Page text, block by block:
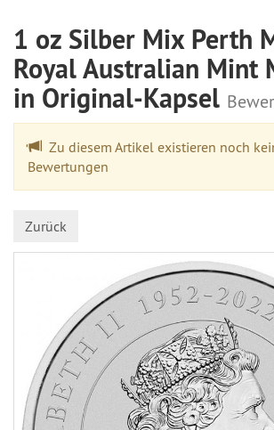
1 oz Silber Mix Perth
Royal Australian Mint
in Original-Kapsel
Zu diesem Artikel existieren noch
Bewertungen
Zurück